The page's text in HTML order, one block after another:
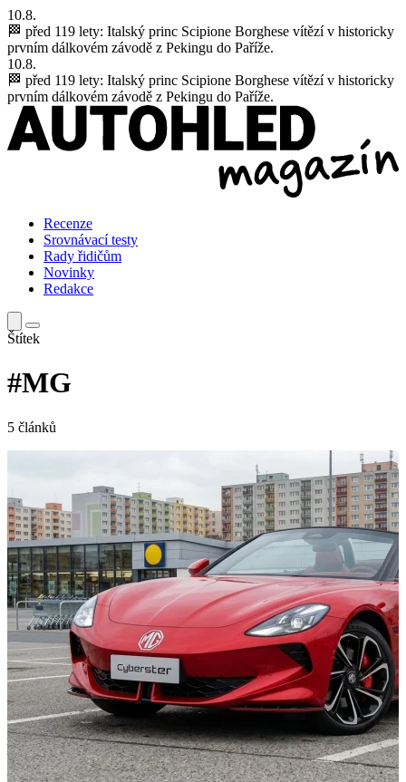
10.8.
🏁 před 119 lety: Italský princ Scipione Borghese vítězí v historicky
prvním dálkovém závodě z Pekingu do Paříže.
10.8.
🏁 před 119 lety: Italský princ Scipione Borghese vítězí v historicky
prvním dálkovém závodě z Pekingu do Paříže.
Recenze
Srovnávací testy
Rady řidičům
Novinky
Redakce
Štítek
#MG
5 článků